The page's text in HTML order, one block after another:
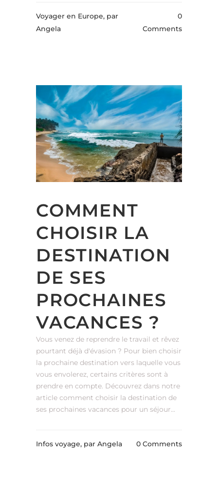
Voyager en Europe, par
Angela
0
Comments
COMMENT
CHOISIR LA
DESTINATION
DE SES
PROCHAINES
VACANCES ?
Vous venez de reprendre le travail et rêvez
pourtant déjà d'évasion ? Pour bien choisir
la prochaine destination vers laquelle vous
vous envolerez, certains critères sont à
prendre en compte. Découvrez dans notre
article comment choisir la destination de
ses prochaines vacances pour un séjour...
Infos voyage, par Angela 0 Comments